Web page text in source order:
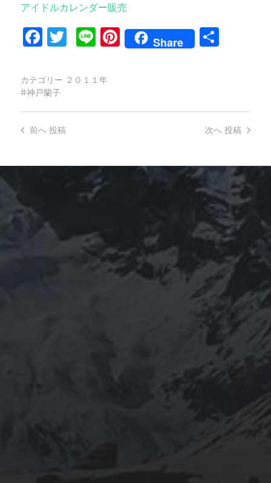
アイドルカレンダー販売
Facebook
Twitter
LinePinterest
Share
カテゴリー ２０１１年
神戸蘭子
次へ 投稿
前へ投稿